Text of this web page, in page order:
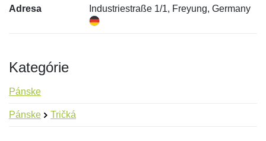
Adresa Industriestraße 1/1, Freyung, Germany
Kategórie
Pánske
Pánske Tričká